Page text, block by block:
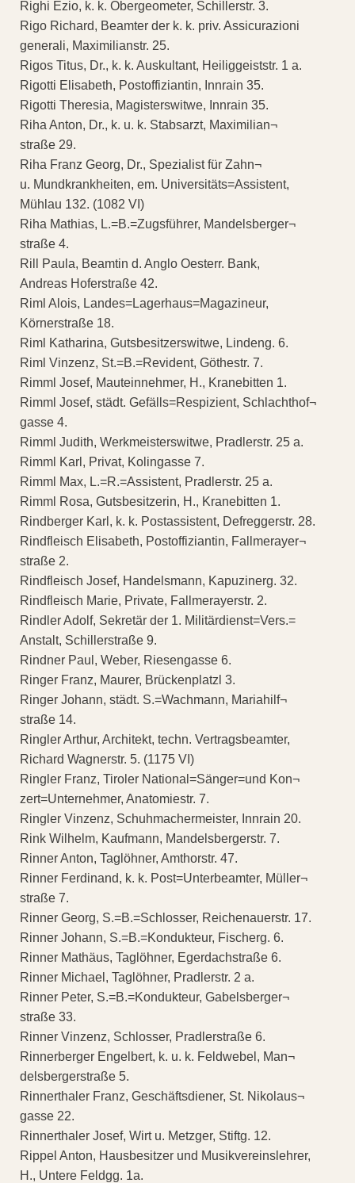
Righi Ezio, k. k. Obergeometer, Schillerstr. 3.
Rigo Richard, Beamter der k. k. priv. Assicurazioni
generali, Maximilianstr. 25.
Rigos Titus, Dr., k. k. Auskultant, Heiliggeiststr. 1 a.
Rigotti Elisabeth, Postoffiziantin, Innrain 35.
Rigotti Theresia, Magisterswitwe, Innrain 35.
Riha Anton, Dr., k. u. k. Stabsarzt, Maximilian¬
straße 29.
Riha Franz Georg, Dr., Spezialist für Zahn¬
u. Mundkrankheiten, em. Universitäts=Assistent,
Mühlau 132. (1082 VI)
Riha Mathias, L.=B.=Zugsführer, Mandelsberger¬
straße 4.
Rill Paula, Beamtin d. Anglo Oesterr. Bank,
Andreas Hoferstraße 42.
Riml Alois, Landes=Lagerhaus=Magazineur,
Körnerstraße 18.
Riml Katharina, Gutsbesitzerswitwe, Lindeng. 6.
Riml Vinzenz, St.=B.=Revident, Göthestr. 7.
Rimml Josef, Mauteinnehmer, H., Kranebitten 1.
Rimml Josef, städt. Gefälls=Respizient, Schlachthof¬
gasse 4.
Rimml Judith, Werkmeisterswitwe, Pradlerstr. 25 a.
Rimml Karl, Privat, Kolingasse 7.
Rimml Max, L.=R.=Assistent, Pradlerstr. 25 a.
Rimml Rosa, Gutsbesitzerin, H., Kranebitten 1.
Rindberger Karl, k. k. Postassistent, Defreggerstr. 28.
Rindfleisch Elisabeth, Postoffiziantin, Fallmerayer¬
straße 2.
Rindfleisch Josef, Handelsmann, Kapuzinerg. 32.
Rindfleisch Marie, Private, Fallmerayerstr. 2.
Rindler Adolf, Sekretär der 1. Militärdienst=Vers.=
Anstalt, Schillerstraße 9.
Rindner Paul, Weber, Riesengasse 6.
Ringer Franz, Maurer, Brückenplatzl 3.
Ringer Johann, städt. S.=Wachmann, Mariahilf¬
straße 14.
Ringler Arthur, Architekt, techn. Vertragsbeamter,
Richard Wagnerstr. 5. (1175 VI)
Ringler Franz, Tiroler National=Sänger=und Kon¬
zert=Unternehmer, Anatomiestr. 7.
Ringler Vinzenz, Schuhmachermeister, Innrain 20.
Rink Wilhelm, Kaufmann, Mandelsbergerstr. 7.
Rinner Anton, Taglöhner, Amthorstr. 47.
Rinner Ferdinand, k. k. Post=Unterbeamter, Müller¬
straße 7.
Rinner Georg, S.=B.=Schlosser, Reichenauerstr. 17.
Rinner Johann, S.=B.=Kondukteur, Fischerg. 6.
Rinner Mathäus, Taglöhner, Egerdachstraße 6.
Rinner Michael, Taglöhner, Pradlerstr. 2 a.
Rinner Peter, S.=B.=Kondukteur, Gabelsberger¬
straße 33.
Rinner Vinzenz, Schlosser, Pradlerstraße 6.
Rinnerberger Engelbert, k. u. k. Feldwebel, Man¬
delsbergerstraße 5.
Rinnerthaler Franz, Geschäftsdiener, St. Nikolaus¬
gasse 22.
Rinnerthaler Josef, Wirt u. Metzger, Stiftg. 12.
Rippel Anton, Hausbesitzer und Musikvereinslehrer,
H., Untere Feldgg. 1a.